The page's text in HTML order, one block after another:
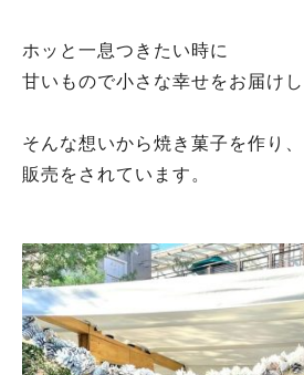
ホッと一息つきたい時に
甘いもので小さな幸せをお届けし
そんな想いから焼き菓子を作り、
販売をされています。